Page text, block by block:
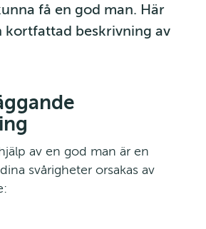
få en god man. Här
kortfattad beskrivning av
av en god man är en
svårigheter orsakas av